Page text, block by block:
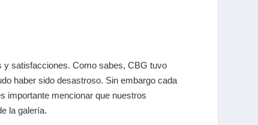
y satisfacciones. Como sabes, CBG tuvo
haber sido desastroso. Sin embargo cada
importante mencionar que nuestros
la galería.